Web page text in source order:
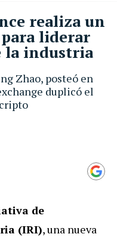
Zhao, posteó en
duplicó el
realiza un
liderar
la industria
de
(IRI), una nueva